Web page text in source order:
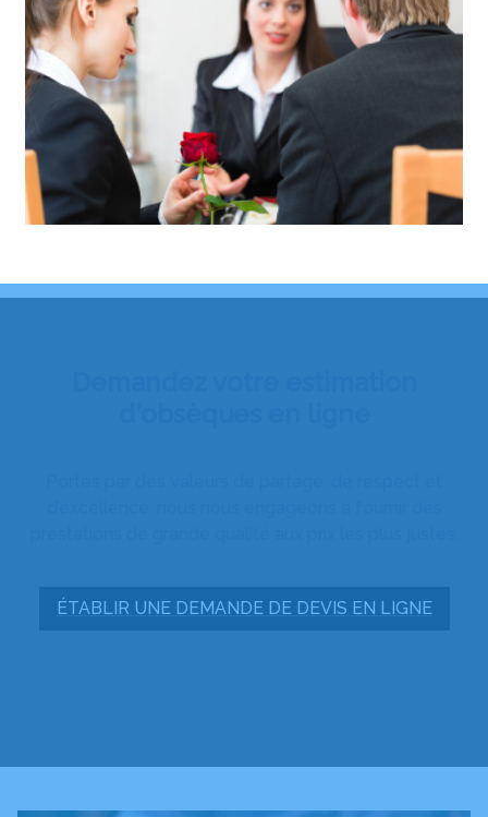
ÉTABLIR UNE DEMANDE DE DEVIS EN LIGNE